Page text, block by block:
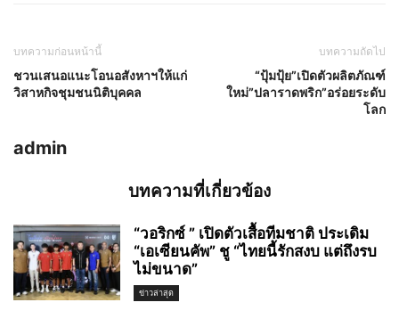
บทความก่อนหน้านี้
ชวนเสนอแนะโอนอสังหาฯให้แก่
วิสาหกิจชุมชนนิติบุคคล
บทความถัดไป
“ปุ้มปุ้ย”เปิดตัวผลิตภัณฑ์
ใหม่”ปลาราดพริก”อร่อยระดับ
โลก
admin
บทความที่เกี่ยวข้อง
“วอริกซ์ ” เปิดตัวเสื้อทีมชาติ ประเดิม
“เอเซียนคัพ” ชู “ไทยนี้รักสงบ แต่ถึงรบ
ไม่ขนาด”
ข่าวล่าสุด